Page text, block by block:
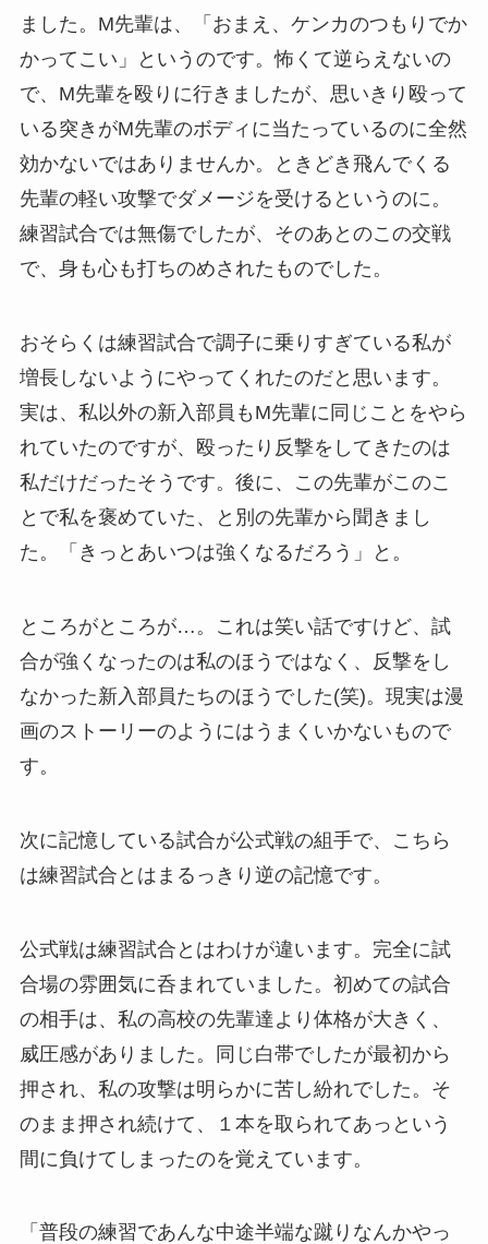
ました。M先輩は、「おまえ、ケンカのつもりでか
かってこい」というのです。怖くて逆らえないの
で、M先輩を殴りに行きましたが、思いきり殴って
いる突きがM先輩のボディに当たっているのに全然
効かないではありませんか。ときどき飛んでくる
先輩の軽い攻撃でダメージを受けるというのに。
練習試合では無傷でしたが、そのあとのこの交戦
で、身も心も打ちのめされたものでした。
おそらくは練習試合で調子に乗りすぎている私が
増長しないようにやってくれたのだと思います。
実は、私以外の新入部員もM先輩に同じことをやら
れていたのですが、殴ったり反撃をしてきたのは
私だけだったそうです。後に、この先輩がこのこ
とで私を褒めていた、と別の先輩から聞きまし
た。「きっとあいつは強くなるだろう」と。
ところがところが…。これは笑い話ですけど、試
合が強くなったのは私のほうではなく、反撃をし
なかった新入部員たちのほうでした(笑)。現実は漫
画のストーリーのようにはうまくいかないもので
す。
次に記憶している試合が公式戦の組手で、こちら
は練習試合とはまるっきり逆の記憶です。
公式戦は練習試合とはわけが違います。完全に試
合場の雰囲気に呑まれていました。初めての試合
の相手は、私の高校の先輩達より体格が大きく、
威圧感がありました。同じ白帯でしたが最初から
押され、私の攻撃は明らかに苦し紛れでした。そ
のまま押され続けて、１本を取られてあっという
間に負けてしまったのを覚えています。
「普段の練習であんな中途半端な蹴りなんかやっ